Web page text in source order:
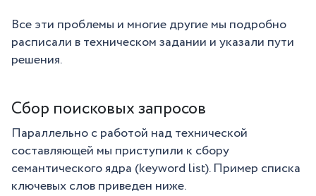
Все эти проблемы и многие другие мы подробно
расписали в техническом задании и указали пути
решения.
Сбор поисковых запросов
Параллельно с работой над технической
составляющей мы приступили к сбору
семантического ядра (keyword list). Пример списка
ключевых слов приведен ниже.